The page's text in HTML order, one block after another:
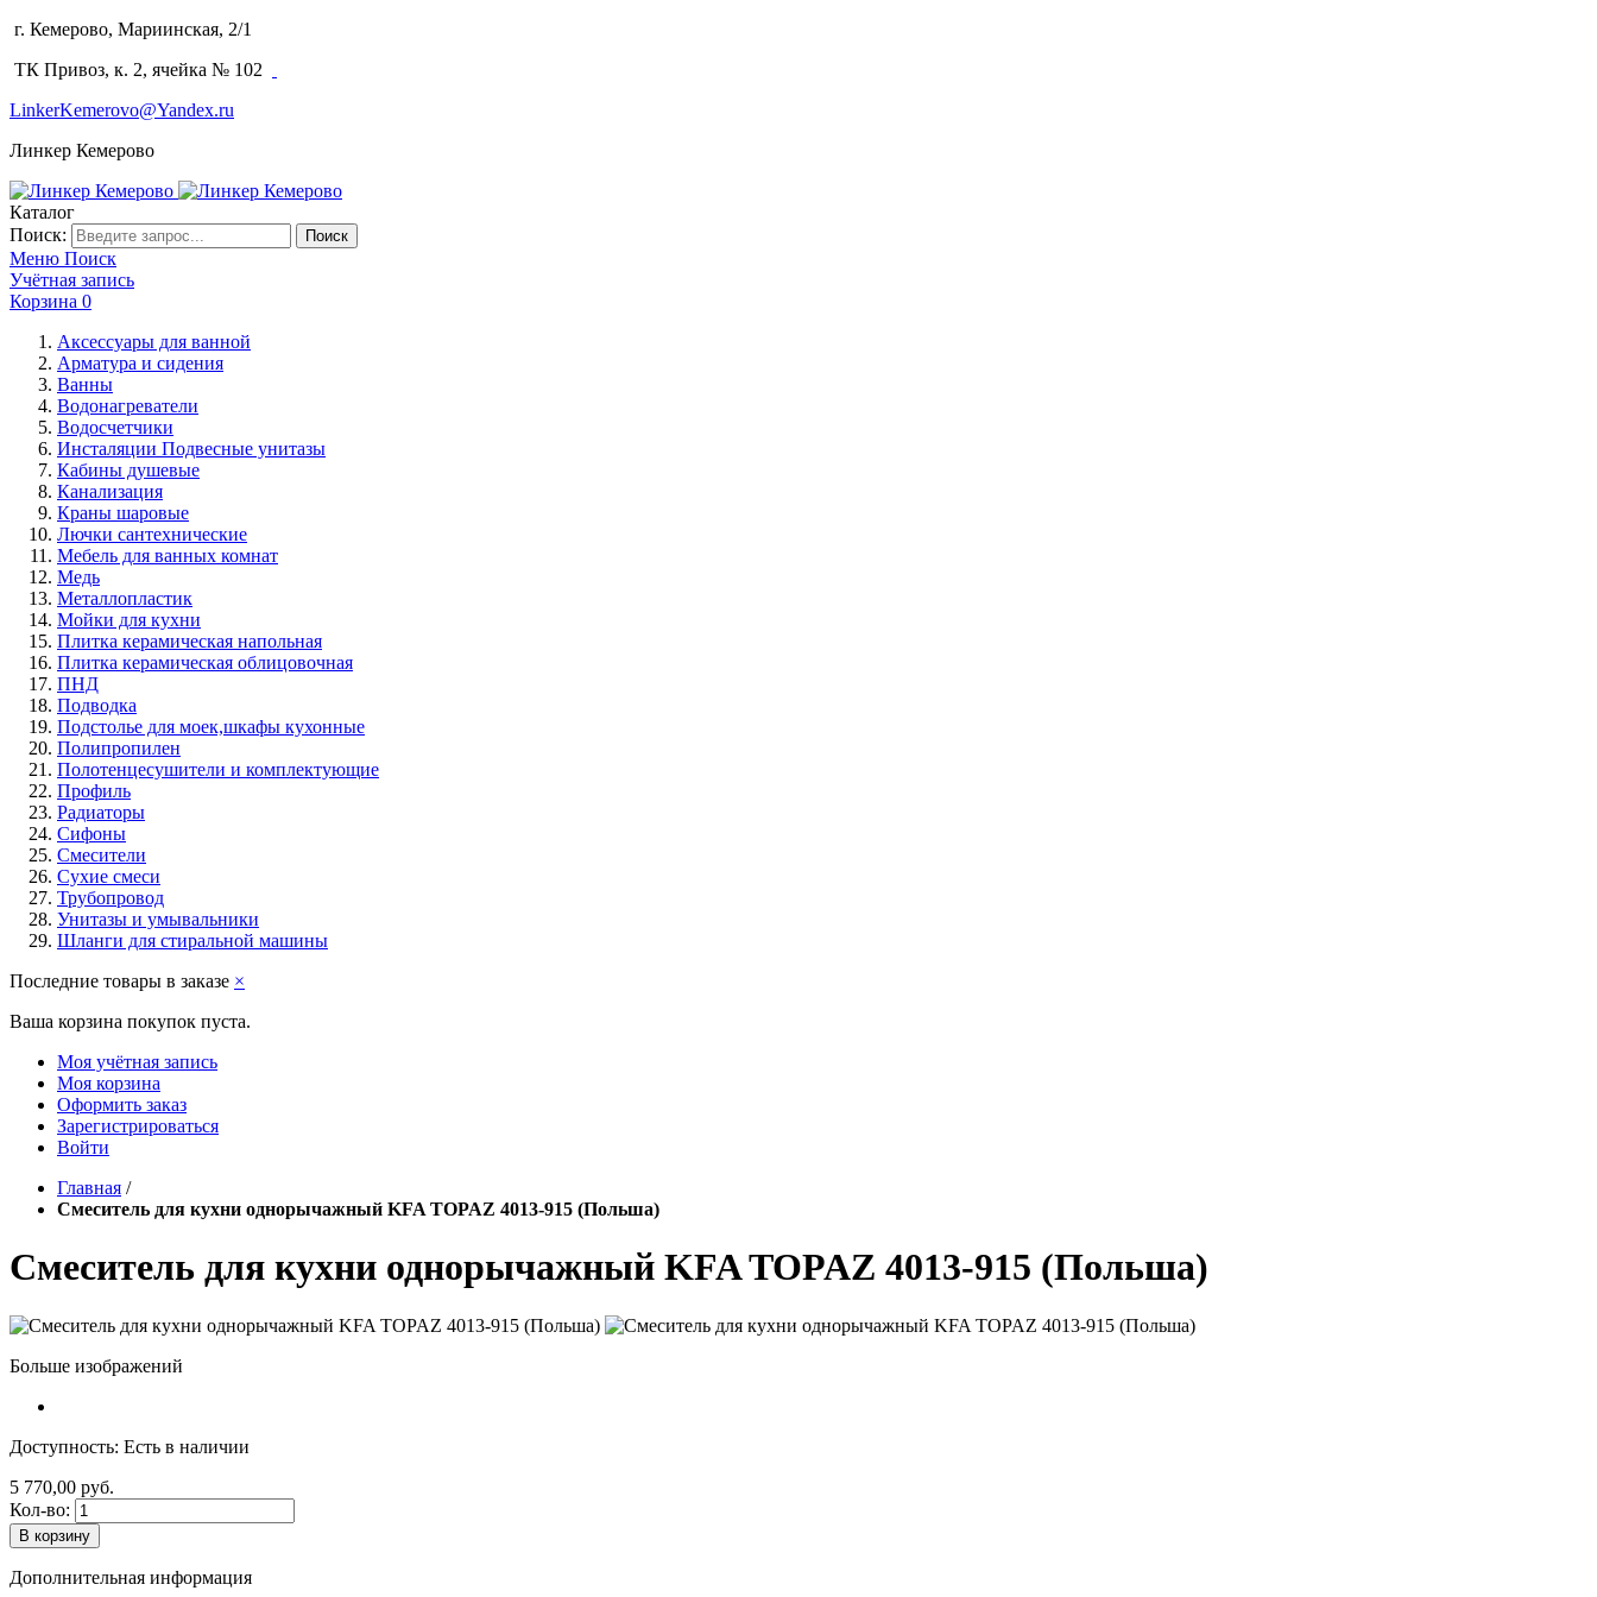
г. Кемерово, Мариинская, 2/1
ТК Привоз, к. 2, ячейка № 102
LinkerKemerovo@Yandex.ru
Линкер Кемерово
Каталог
Поиск:
Поиск
Меню Поиск
Учётная запись
Корзина 0
Аксессуары для ванной
Арматура и сидения
Ванны
Водонагреватели
Водосчетчики
Инсталяции Подвесные унитазы
Кабины душевые
Канализация
Краны шаровые
Лючки сантехнические
Мебель для ванных комнат
Медь
Металлопластик
Мойки для кухни
Плитка керамическая напольная
Плитка керамическая облицовочная
ПНД
Подводка
Подстолье для моек,шкафы кухонные
Полипропилен
Полотенцесушители и комплектующие
Профиль
Радиаторы
Сифоны
Смесители
Сухие смеси
Трубопровод
Унитазы и умывальники
Шланги для стиральной машины
Последние товары в заказе ×
Ваша корзина покупок пуста.
Моя учётная запись
Моя корзина
Оформить заказ
Зарегистрироваться
Войти
Главная /
Смеситель для кухни однорычажный KFA TOPAZ 4013-915 (Польша)
Смеситель для кухни однорычажный KFA TOPAZ 4013-915 (Польша)
Больше изображений
Доступность: Есть в наличии
5 770,00 руб.
Кол-во:
В корзину
Дополнительная информация